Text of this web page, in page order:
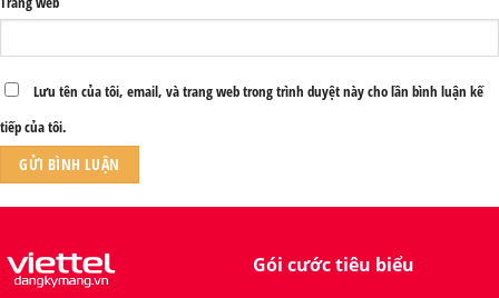
Lưu tên của tôi, email, và trang web trong trình duyệt này cho lần bình luận kế
tiếp của tôi.
Gói cước tiêu biểu